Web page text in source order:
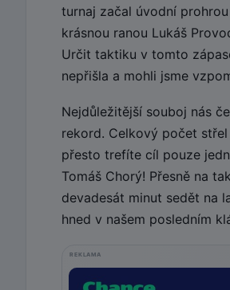
turnaj začal úvodní
krásnou ranou Lukáš
Určit taktiku v tomto
nepřišla a mohli jsme
Nejdůležitější souboj nás
rekord. Celkový počet
přesto trefíte cíl pouze
Tomáš Chorý! Přesně na
devadesát minut sedět na
hned v našem posledním
REKLAMA